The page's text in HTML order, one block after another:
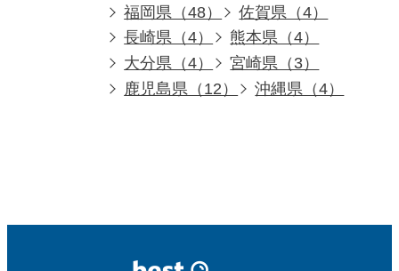
福岡県（48）
佐賀県（4）
長崎県（4）
熊本県（4）
大分県（4）
宮崎県（3）
鹿児島県（12）
沖縄県（4）